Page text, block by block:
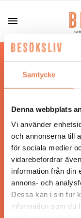
Samtycke
Denna webbplats
Vi använder
och annonserna till
för sociala medier
vidarebefordrar
information från din
annons- och
Dessa kan i sin tur
information som du
Hos oss läser
nyheter och
Besöksliv i sin